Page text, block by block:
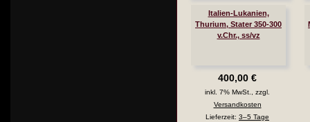
Italien-Lukanien,
Thurium, Stater 350-300
v.Chr., ss/vz
400,00 €
inkl. 7% MwSt., zzgl.
Versandkosten
Lieferzeit: 3–5 Tage